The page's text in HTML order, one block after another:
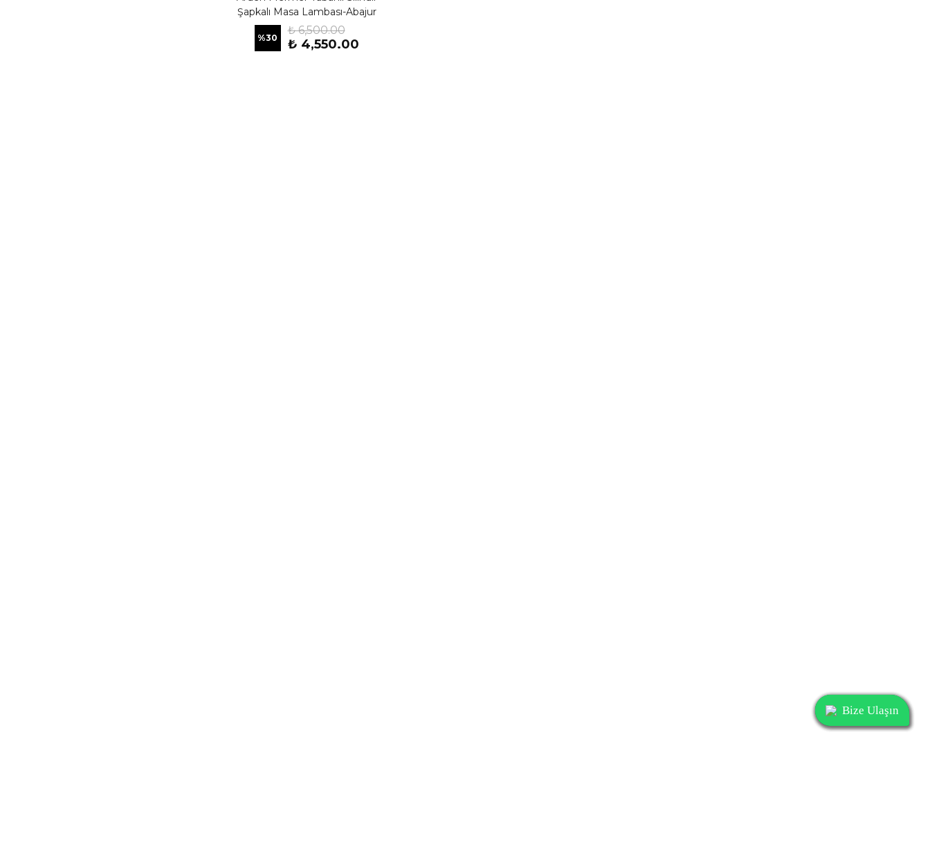
Şapkalı Masa Lambası-Abajur
%30
₺ 6,500.00
₺ 4,550.00
Bize Ulaşın
Bize Ulaşın
Bize Ulaşın